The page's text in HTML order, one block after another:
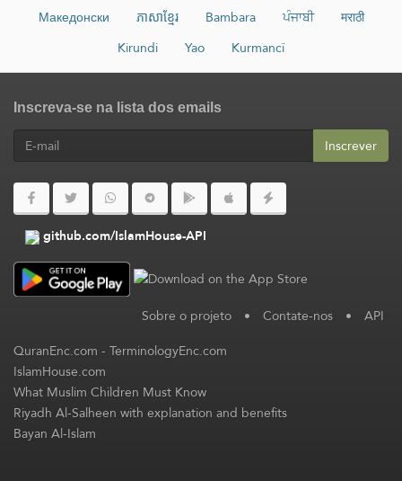
Македонски
ភាសាខ្មែរ Bambara ਪੰਜਾਬੀ
मराठी
Kirundi
Yao Kurmancî
Inscreva-se na lista dos emails
Inscrever
github.com/IslamHouse-API
Sobre o projeto • Contate-nos • API
QuranEnc.com-TerminologyEnc.com
IslamHouse.com
What Muslim Children Must Know
Riyadh Al-Salheen with explanation and benefits
Bayan Al-Islam